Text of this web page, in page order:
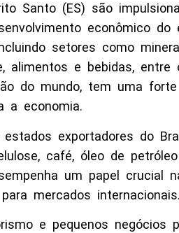
Santo (ES) são
econômico do
setores como
alimentos e bebidas, entre
do mundo, tem uma
a economia.
exportadores do
café, óleo de
um papel crucial
mercados internacionais.
e pequenos negócios